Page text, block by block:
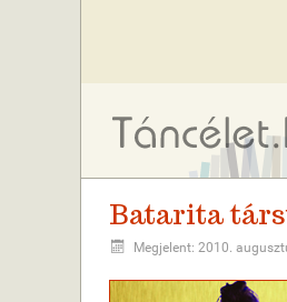
Batarita
Megjelent: 2010.